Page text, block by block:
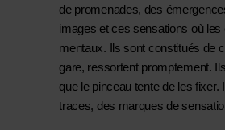
de promenades, des
images et ces sensations où
mentaux. Ils sont constitués de
gare, ressortent promptement.
que le pinceau tente de les
traces, des marques de